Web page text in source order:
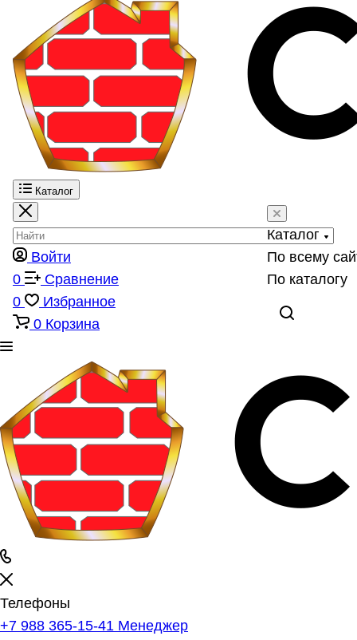
Каталог
Каталог
По всему
По каталогу
Войти
0
Сравнение
0
Избранное
0 Корзина
Телефоны
+7 988 365-15-41 Менеджер